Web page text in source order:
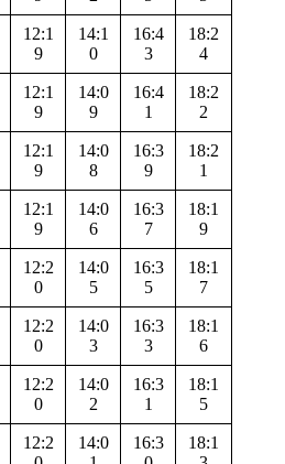
12:1
9
14:1
0
16:4
3
18:2
4
12:1
9
14:0
9
16:4
1
18:2
2
12:1
9
14:0
8
16:3
9
18:2
1
12:1
9
14:0
6
16:3
7
18:1
9
12:2
0
14:0
5
16:3
5
18:1
7
12:2
0
14:0
3
16:3
3
18:1
6
12:2
0
14:0
2
16:3
1
18:1
5
12:2
14:0
16:3
18:1